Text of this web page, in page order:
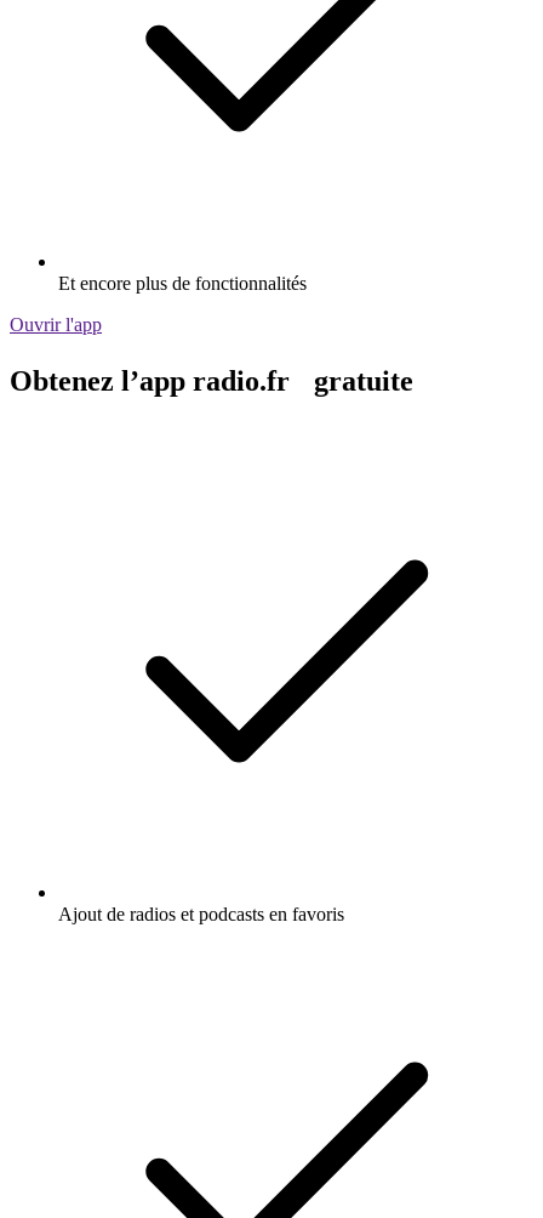
Et encore plus de fonctionnalités
Ouvrir l'app
Obtenez l’app radio.fr gratuite
Ajout de radios et podcasts en favoris